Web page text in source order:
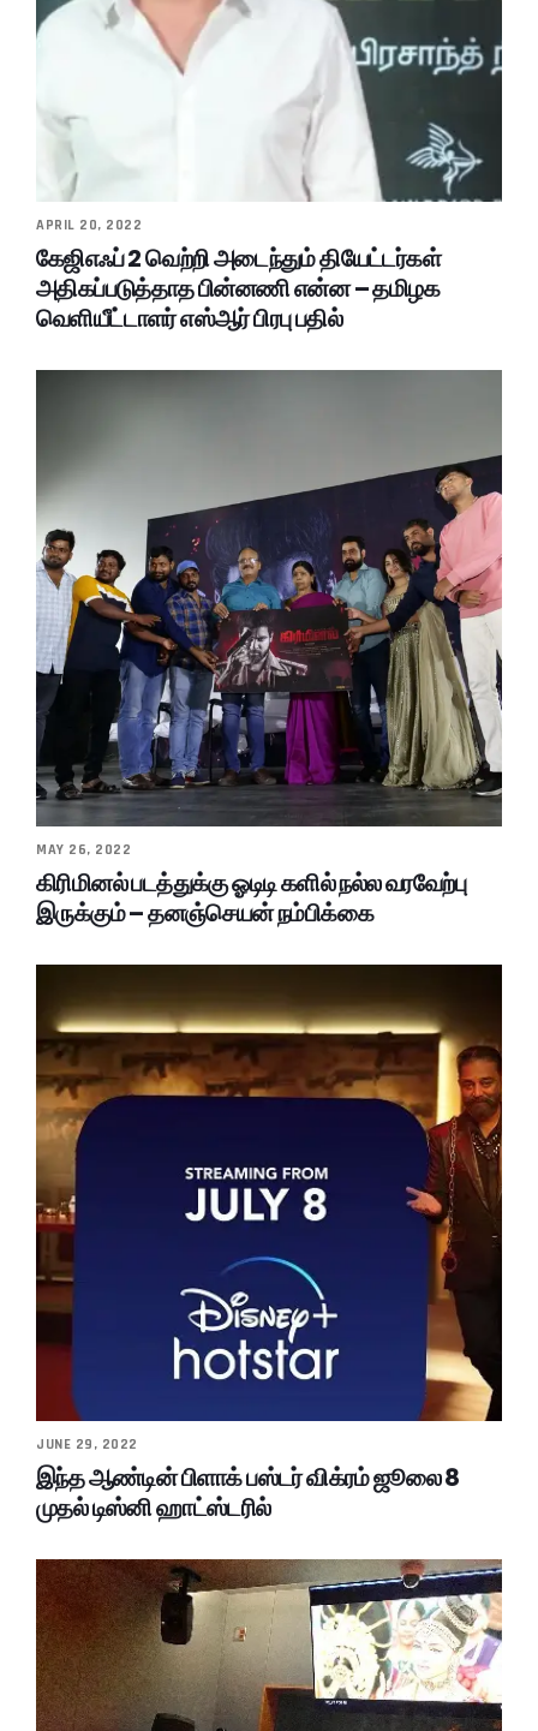
APRIL 20, 2022
கேஜிஎஃப் 2 வெற்றி அடைந்தும் தியேட்டர்கள்
அதிகப்படுத்தாத பின்னணி என்ன – தமிழக
வெளியீட்டாளர் எஸ்ஆர் பிரபு பதில்
MAY 26, 2022
கிரிமினல் படத்துக்கு ஓடிடி களில் நல்ல வரவேற்பு
இருக்கும் – தனஞ்செயன் நம்பிக்கை
JUNE 29, 2022
இந்த ஆண்டின் பிளாக் பஸ்டர் விக்ரம் ஜூலை 8
முதல் டிஸ்னி ஹாட்ஸ்டரில்